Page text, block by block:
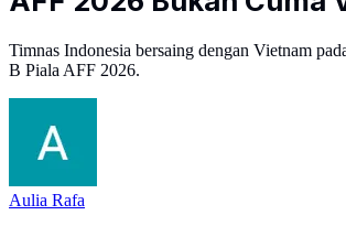
Timnas Indonesia bersaing dengan Vietnam
B Piala AFF 2026.
Aulia Rafa